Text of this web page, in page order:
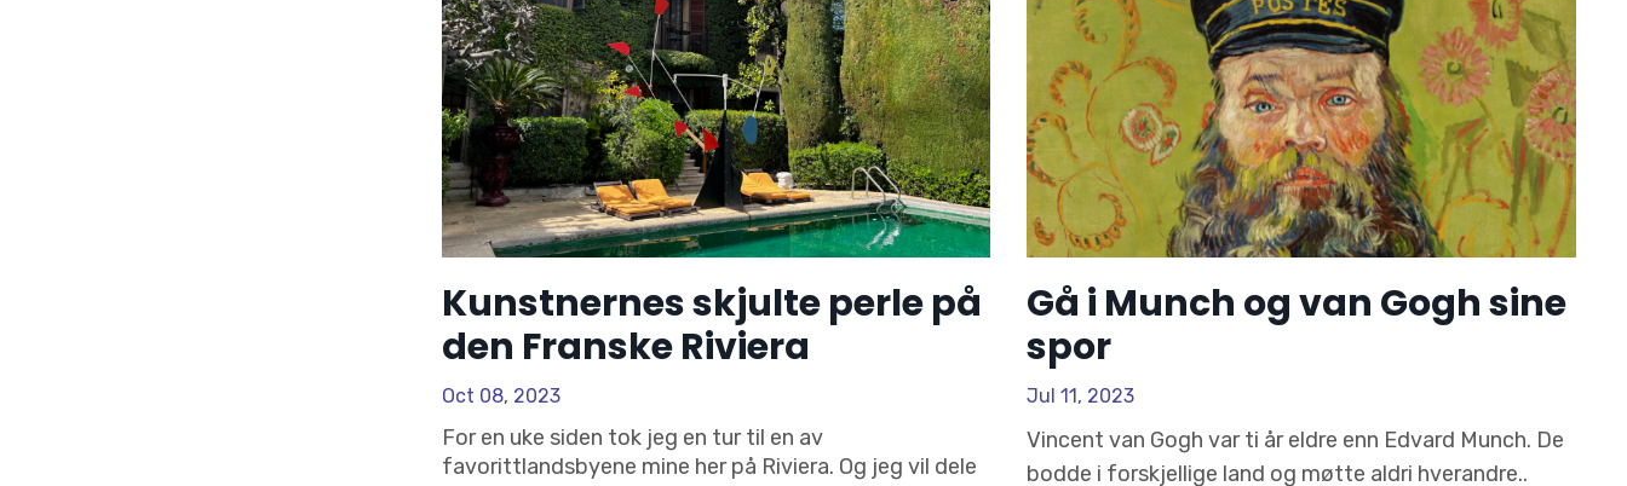
Kunstnernes skjulte perle på
den Franske Riviera
Oct 08, 2023
For en uke siden tok jeg en tur til en av
favorittlandsbyene mine her på Riviera. Og jeg vil dele
Gå i Munch og van Gogh sine
spor
Jul 11, 2023
Vincent van Gogh var ti år eldre enn Edvard Munch. De
bodde i forskjellige land og møtte aldri hverandre..